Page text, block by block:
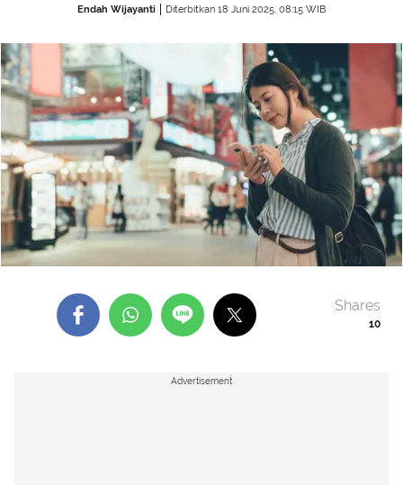
Endah Wijayanti Diterbitkan 18 Juni 2025, 08:15 WIB
10
Shares
Advertisement